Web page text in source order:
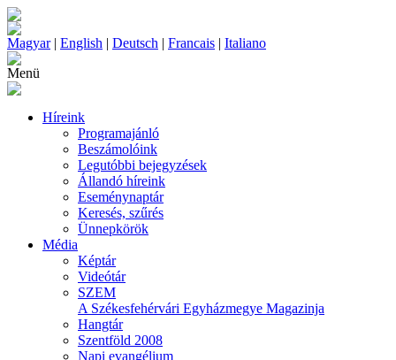
Magyar| English | Deutsch | Francais | Italiano
Menü
Híreink
Programajánló
Beszámolóink
Legutóbbi bejegyzések
Állandó híreink
Eseménynaptár
Keresés, szűrés
Ünnepkörök
Média
Képtár
Videótár
SZEM
A Székesfehérvári Egyházmegye Magazinja
Hangtár
Szentföld 2008
Napi evangélium